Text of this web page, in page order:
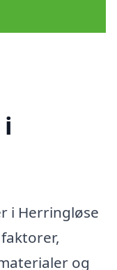
i Herringløse
og